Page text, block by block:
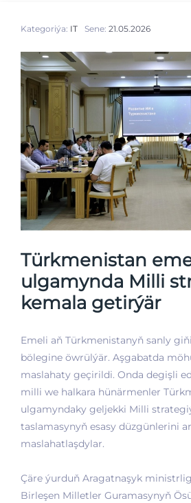
Kategoriýa: IT Sene: 21.05.2026
Türkmenistan
ulgamynda Milli
kemala getirýär
Emeli aň Türkmenistanyň sanly
bölegine öwrülýär. Aşgabatda
maslahaty geçirildi. Onda degişli
milli we halkara hünärmenler
ulgamyndaky geljekki Milli
taslamasynyň esasy düzgünlerini
maslahatlaşdylar.
Çäre ýurduň Aragatnaşyk
Birleşen Milletler Guramasynyň